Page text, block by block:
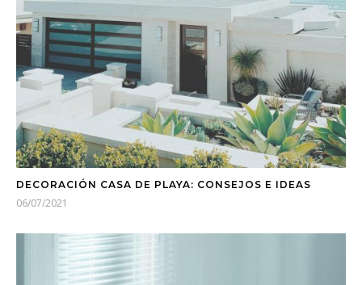
DECORACIÓN CASA DE PLAYA: CONSEJOS E IDEAS
06/07/2021